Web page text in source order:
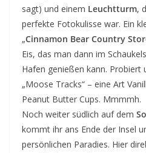
sagt) und einem Leuchtturm,
perfekte Fotokulisse war. Ein
„Cinnamon Bear Country
Eis, das man dann im
Hafen genießen kann. Probiert
„Moose Tracks“ – eine Art
Peanut Butter Cups. Mmmmh.
Noch weiter südlich auf dem
kommt ihr ans Ende der Insel
persönlichen Paradies. Hier